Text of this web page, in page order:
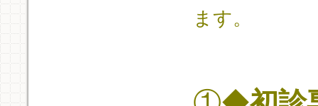
ます。